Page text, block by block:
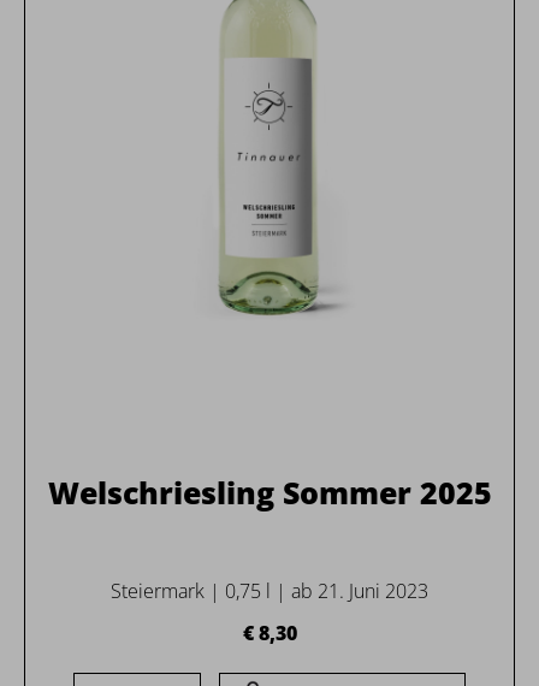
Welschriesling Sommer 2025
Steiermark | 0,75 l | ab 21. Juni 2023
€ 8,30